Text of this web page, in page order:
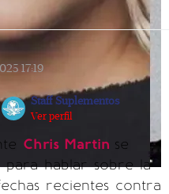
17:19
Staff Suplementos
Ver perfil
Chris Martin se
para hablar sobre la
recientes contra